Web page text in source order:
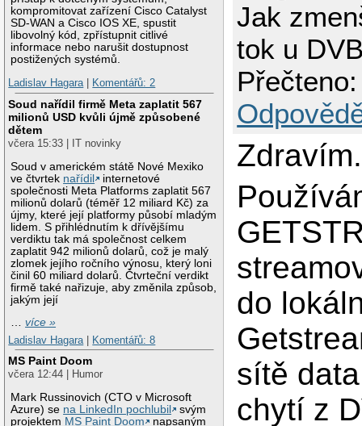
kompromitovat zařízení Cisco Catalyst
SD-WAN a Cisco IOS XE, spustit
libovolný kód, zpřístupnit citlivé
informace nebo narušit dostupnost
postižených systémů.
Ladislav Hagara| Komentářů: 2
Soud nařídil firmě Meta zaplatit 567
milionů USD kvůli újmě způsobené
dětem
včera 15:33 | IT novinky
Soud v americkém státě Nové Mexiko
ve čtvrtek nařídil
internetové
společnosti Meta Platforms zaplatit 567
milionů dolarů (téměř 12 miliard Kč) za
újmy, které její platformy působí mladým
lidem. S přihlédnutím k dřívějšímu
verdiktu tak má společnost celkem
zaplatit 942 milionů dolarů, což je malý
zlomek jejího ročního výnosu, který loni
činil 60 miliard dolarů. Čtvrteční verdikt
firmě také nařizuje, aby změnila způsob,
jakým její
…více »
Ladislav Hagara
Komentářů: 8
MS Paint Doom
včera 12:44 | Humor
Mark Russinovich (CTO v Microsoft
Azure) se na LinkedIn pochlubil
svým
projektem MS Paint Doom
napsaným
Jak
tok u
Zdravím.
do
sítě
chytí z